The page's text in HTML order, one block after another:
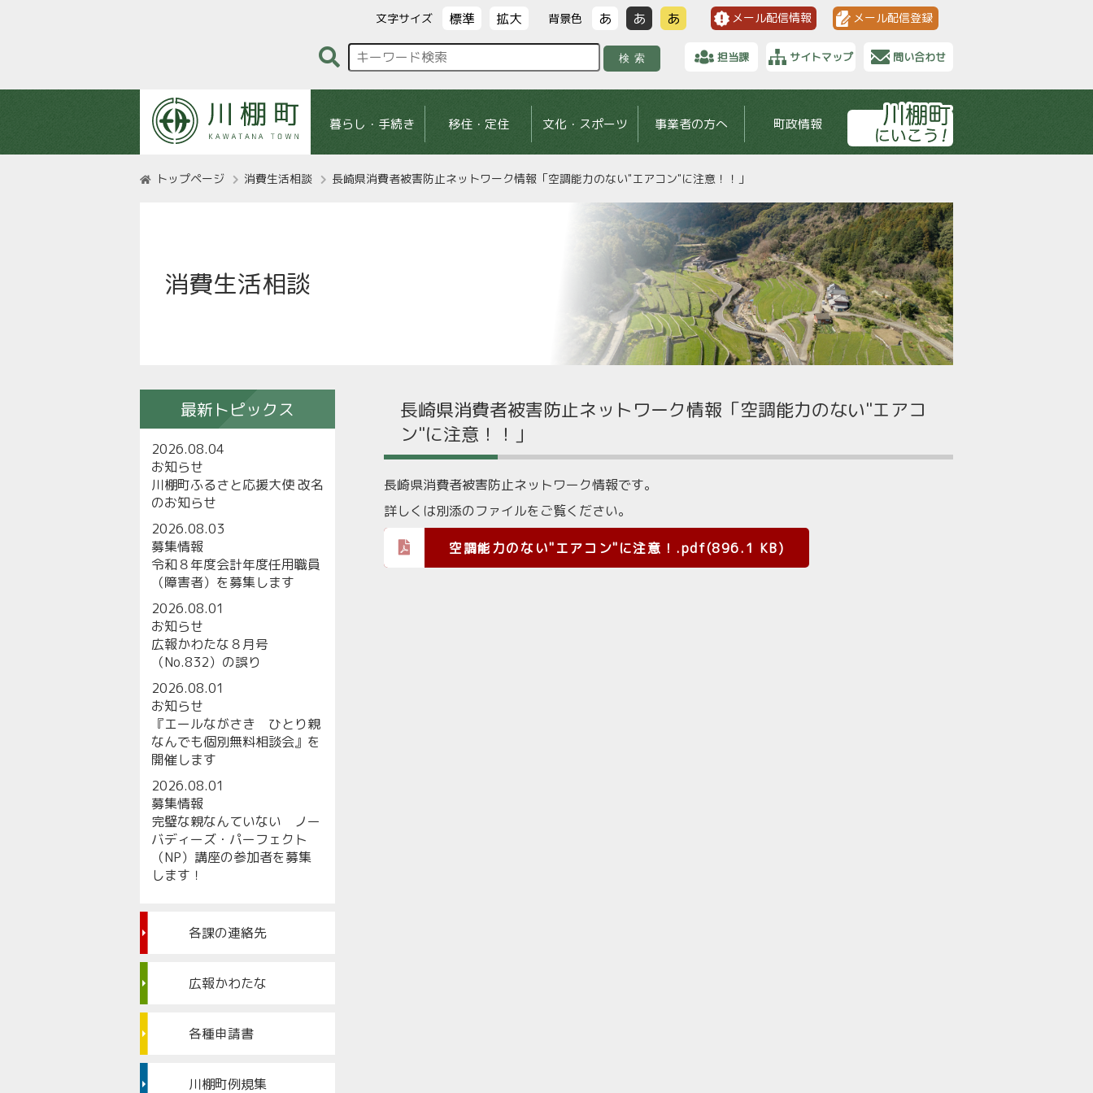
文字サイズ 標準 拡大 背景色 あ あ あ メール配信情報 メール配信登録
検索 担当課 サイトマップ 問い合わせ
暮らし・手続き 移住・定住 文化・スポーツ 事業者の方へ 町政情報
トップページ 消費生活相談 長崎県消費者被害防止ネットワーク情報「空調能力のない"エアコン"に注意！！」
消費生活相談
長崎県消費者被害防止ネットワーク情報「空調能力のない"エアコ
ン"に注意！！」
長崎県消費者被害防止ネットワーク情報です。
詳しくは別添のファイルをご覧ください。
空調能力のない"エアコン"に注意！.pdf(896.1 KB)
最新トピックス
2026.08.04
お知らせ
川棚町ふるさと応援大使 改名
のお知らせ
2026.08.03
募集情報
令和８年度会計年度任用職員
（障害者）を募集します
2026.08.01
お知らせ
広報かわたな８月号
（No.832）の誤り
2026.08.01
お知らせ
『エールながさき ひとり親
なんでも個別無料相談会』を
開催します
2026.08.01
募集情報
完璧な親なんていない ノー
バディーズ・パーフェクト
（NP）講座の参加者を募集
します！
各課の連絡先
広報かわたな
各種申請書
川棚町例規集